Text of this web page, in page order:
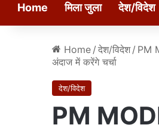
Home मिला जुला देश/विदेश
Home / देश/विदेश / PM
अंदाज में करेंगे चर्चा
देश/विदेश
PM